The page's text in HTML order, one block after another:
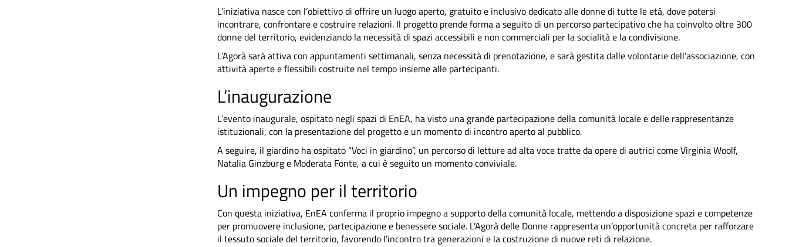
L’iniziativa nasce con l’obiettivo di offrire un luogo aperto, gratuito e inclusivo dedicato alle donne di tutte le età, dove potersi
incontrare, confrontare e costruire relazioni. Il progetto prende forma a seguito di un percorso partecipativo che ha coinvolto oltre 300
donne del territorio, evidenziando la necessità di spazi accessibili e non commerciali per la socialità e la condivisione.
L’Agorà sarà attiva con appuntamenti settimanali, senza necessità di prenotazione, e sarà gestita dalle volontarie dell’associazione, con
attività aperte e flessibili costruite nel tempo insieme alle partecipanti.
L’inaugurazione
L’evento inaugurale, ospitato negli spazi di EnEA, ha visto una grande partecipazione della comunità locale e delle rappresentanze
istituzionali, con la presentazione del progetto e un momento di incontro aperto al pubblico.
A seguire, il giardino ha ospitato “Voci in giardino”, un percorso di letture ad alta voce tratte da opere di autrici come Virginia Woolf,
Natalia Ginzburg e Moderata Fonte, a cui è seguito un momento conviviale.
Un impegno per il territorio
Con questa iniziativa, EnEA conferma il proprio impegno a supporto della comunità locale, mettendo a disposizione spazi e competenze
per promuovere inclusione, partecipazione e benessere sociale. L’Agorà delle Donne rappresenta un’opportunità concreta per rafforzare
il tessuto sociale del territorio, favorendo l’incontro tra generazioni e la costruzione di nuove reti di relazione.